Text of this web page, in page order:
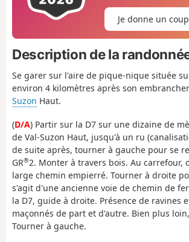
Je donne un
Description de la
Se garer sur l'aire de pique-nique située
environ 4 kilomètres après son
Suzon Haut.
(D/A) Partir sur la D7 sur une dizaine de
de Val-Suzon Haut, jusqu'à un ru
de suite après, tourner à gauche pour se
GR®2. Monter à travers bois. Au carrefour,
large chemin empierré. Tourner à droite
s'agit d'une ancienne voie de chemin de
la D7, guide à droite. Présence de ravines
maçonnés de part et d'autre. Bien plus
Tourner à gauche.